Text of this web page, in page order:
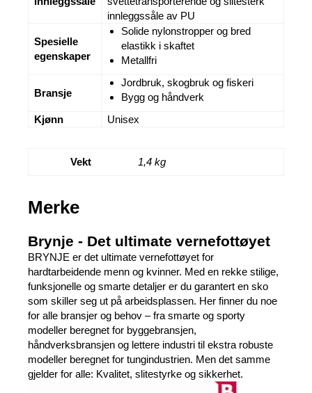
innleggssåle av PU
Spesielle
egenskaper
Solide nylonstropper og bred
elastikk i skaftet
Metallfri
Bransje
Jordbruk, skogbruk og fiskeri
Bygg og håndverk
Kjønn
Unisex
Vekt 1,4 kg
Merke
Brynje - Det ultimate vernefottøyet
BRYNJE er det ultimate vernefottøyet for
hardtarbeidende menn og kvinner. Med en rekke stilige,
funksjonelle og smarte detaljer er du garantert en sko
som skiller seg ut på arbeidsplassen. Her finner du noe
for alle bransjer og behov – fra smarte og sporty
modeller beregnet for byggebransjen,
håndverksbransjen og lettere industri til ekstra robuste
modeller beregnet for tungindustrien. Men det samme
gjelder for alle: Kvalitet, slitestyrke og sikkerhet.